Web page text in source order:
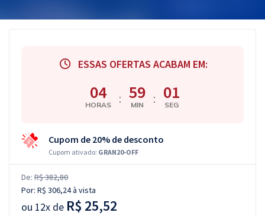
ESSAS OFERTAS ACABAM EM:
04
HORAS : 59
MIN : 00
SEG
Cupom de 20% de desconto
Cupom ativado: GRAN20-OFF
De: R$ 382,80
Por: R$ 306,24à vista
ou 12x de R$ 25,52